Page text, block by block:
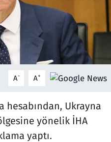
A- A+
hesabından, Ukrayna
yönelik İHA
yaptı.